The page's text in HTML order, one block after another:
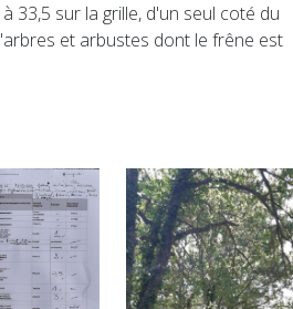
33,5 sur la grille, d'un seul coté du
et arbustes dont le frêne est